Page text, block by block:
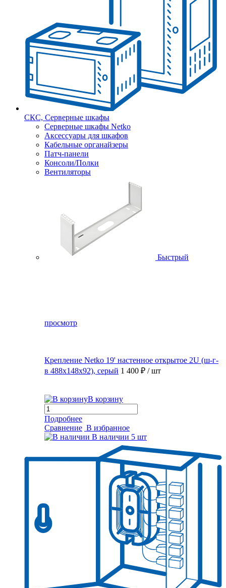
СКС, Серверные шкафы
Серверные шкафы Netko
Аксессуары для шкафов
Кабельные органайзеры
Патч-панели
Консоли/Полки
Вентиляторы
Быстрый
просмотр
Крепление Netko 19' настенное открытое 2U (ш-г-
в 488х148х92), серый 1 400 ₽ / шт
В корзину
Подробнее
Сравнение В избранное
В наличии 5 шт